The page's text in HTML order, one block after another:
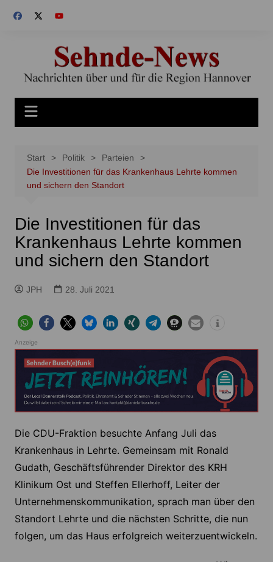
Inhalt
Start Politik
Parteien
Die Investitionen für das Krankenhaus Lehrte kommen
und sichern den Standort
Die Investitionen für das
Krankenhaus Lehrte kommen
und sichern den Standort
JPH 28. Juli 2021
Anzeige
Die CDU-Fraktion besuchte Anfang Juli das
Krankenhaus in Lehrte. Gemeinsam mit Ronald
Gudath, Geschäftsführender Direktor des KRH
Klinikum Ost und Steffen Ellerhoff, Leiter der
Unternehmenskommunikation, sprach man über den
Standort Lehrte und die nächsten Schritte, die nun
folgen, um das Haus erfolgreich weiterzuentwickeln.